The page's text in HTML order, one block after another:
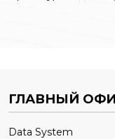
ГЛАВНЫЙ
Data System